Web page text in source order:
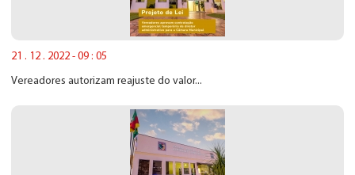
21 . 12 . 2022 - 09 : 05
Vereadores autorizam reajuste do valor...